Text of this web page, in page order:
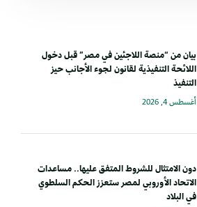
بيان من “منصة اللاجئين في مصر” قبل دخول
اللائحة التنفيذية لقانون لجوء الأجانب حيز
التنفيذ
أغسطس 4, 2026
دون الامتثال للشروط المتفق عليها.. مساعدات
الاتحاد الأوروبي لمصر ستعزز الحكم السلطوي
في البلاد